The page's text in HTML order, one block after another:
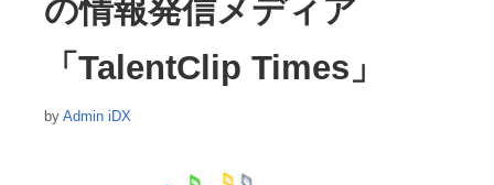
の情報発信メディア
「TalentClip Times」
by Admin iDX